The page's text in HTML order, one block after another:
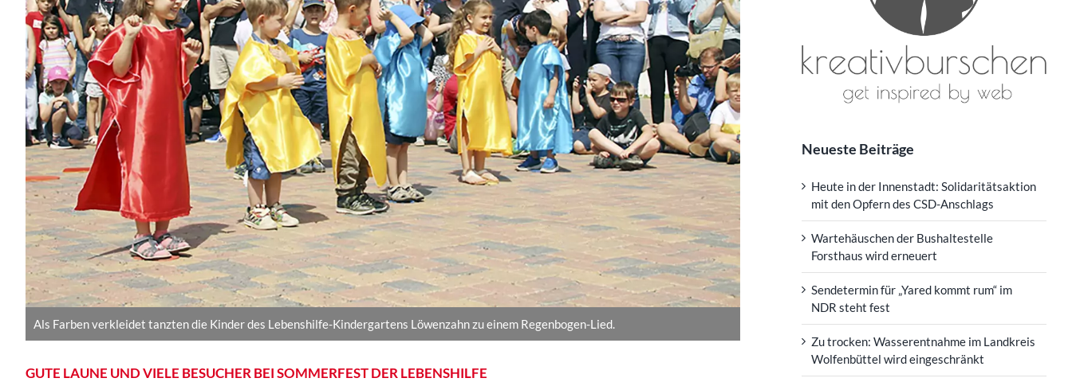
Als Farben verkleidet tanzten die Kinder des Lebenshilfe-Kindergartens Löwenzahn zu einem Regenbogen-Lied.
GUTE LAUNE UND VIELE BESUCHER BEI SOMMERFEST DER LEBENSHILFE
Neueste Beiträge
Heute in der Innenstadt: Solidaritätsaktion
mit den Opfern des CSD-Anschlags
Wartehäuschen der Bushaltestelle
Forsthaus wird erneuert
Sendetermin für „Yared kommt rum“ im
NDR steht fest
Zu trocken: Wasserentnahme im Landkreis
Wolfenbüttel wird eingeschränkt